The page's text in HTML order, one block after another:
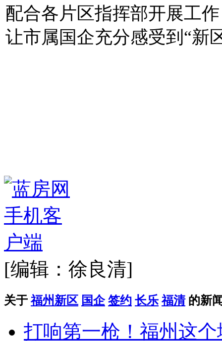
配合各片区指挥部开展工
让市属国企充分感受到“新
[编辑：徐良清]
关于 福州新区 国企 签约 长乐 福清 的新
打响第一枪！福州这